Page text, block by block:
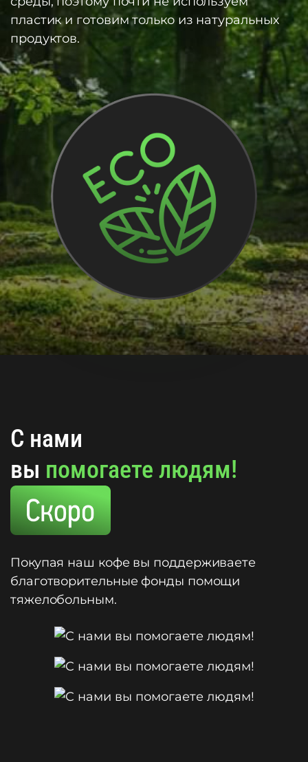
пластик и готовим только из натуральных
продуктов.
C нами
вы помогаете людям!
Покупая наш кофе вы поддерживаете
благотворительные фонды помощи
тяжелобольным.